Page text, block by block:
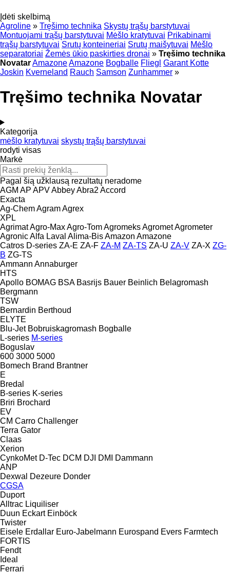
Įdėti skelbimą
Agroline » Tręšimo technika Skystų trąšų barstytuvai
Montuojami trąšų barstytuvai Mėšlo kratytuvai Prikabinami
trąšų barstytuvai Srutų konteineriai Srutų maišytuvai Mėšlo
separatoriai Žemės ūkio paskirties dronai » Tręšimo technika
NovatarAmazoneAmazone Bogballe Fliegl Garant Kotte
Joskin Kverneland Rauch Samson Zunhammer »
Tręšimo technika Novatar
Kategorija
mėšlo kratytuvai skystų trąšų barstytuvai
rodyti visas
Markė
Pagal šią užklausą rezultatų neradome
AGM AP APVAbbeyAbra2 Accord
Exacta
Ag-ChemAgramAgrex
XPL
AgrimatAgro-MaxAgro-TomAgromeksAgrometAgrometer
AgronicAlfa Laval Alima-BisAmazon Amazone
Catros D-series ZA-E ZA-F ZA-M ZA-TS ZA-U ZA-V ZA-X ZG-
B ZG-TS
Ammann Annaburger
HTS
Apollo BOMAG BSA Basrijs Bauer Beinlich Belagromash
Bergmann
TSW
Bernardin Berthoud
ELYTE
Blu-Jet Bobruiskagromash Bogballe
L-series M-series
Boguslav
600 3000 5000
Bomech Brand Brantner
E
Bredal
B-series K-series
Briri Brochard
EV
CM Carro Challenger
Terra Gator
Claas
Xerion
CynkoMet D-Tec DCM DJI DMI
Dammann
ANP
Dexwal
Dezeure Donder
CGSA
Duport
Alltrac Liquiliser
Duun Eckart Einböck
Twister
Eisele Erdallar Euro-Jabelmann Eurospand Evers Farmtech
FORTIS
Fendt
Ideal
Ferrari